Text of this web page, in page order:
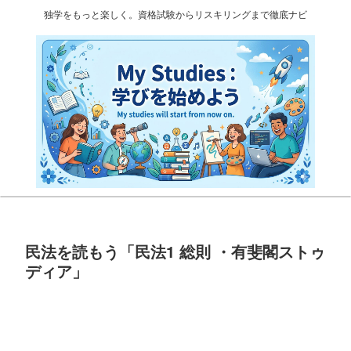
独学をもっと楽しく。資格試験からリスキリングまで徹底ナビ
民法を読もう「民法1 総則 ・有斐閣ストゥ
ディア」